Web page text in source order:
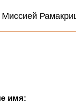
имя: